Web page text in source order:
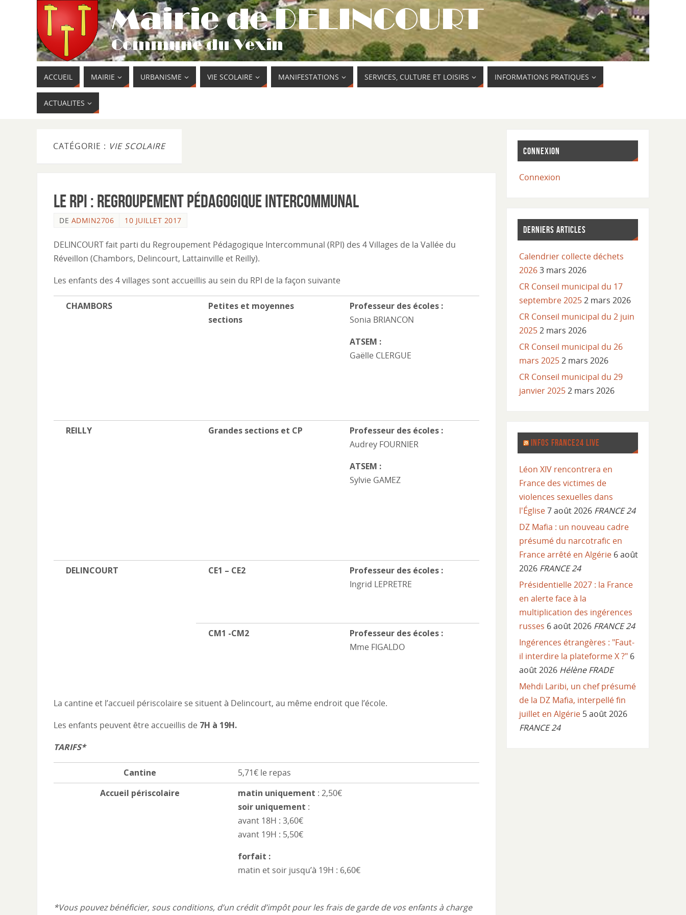
ACCUEIL MAIRIE URBANISME VIE SCOLAIRE MANIFESTATIONS SERVICES, CULTURE ET LOISIRS INFORMATIONS PRATIQUES
ACTUALITES
CATÉGORIE : VIE SCOLAIRE
Le RPI : Regroupement Pédagogique Intercommunal
DE ADMIN2706 10 JUILLET 2017
DELINCOURT fait parti du Regroupement Pédagogique Intercommunal (RPI) des 4 Villages de la Vallée du
Réveillon (Chambors, Delincourt, Lattainville et Reilly).
Les enfants des 4 villages sont accueillis au sein du RPI de la façon suivante
CHAMBORS
Petites et moyennes
sections
Professeur des écoles :
Sonia BRIANCON
ATSEM :
Gaëlle CLERGUE
REILLY Grandes sections et CP
Professeur des écoles :
Audrey FOURNIER
ATSEM :
Sylvie GAMEZ
DELINCOURT CE1 – CE2
Professeur des écoles :
Ingrid LEPRETRE
CM1 -CM2
Professeur des écoles :
Mme FIGALDO
La cantine et l’accueil périscolaire se situent à Delincourt, au même endroit que l’école.
Les enfants peuvent être accueillis de 7H à 19H.
TARIFS*
Cantine
5,71€ le repas
Accueil périscolaire
matin uniquement : 2,50€
soir uniquement :
avant 18H : 3,60€
avant 19H : 5,50€
forfait :
matin et soir jusqu’à 19H : 6,60€
*Vous pouvez bénéficier, sous conditions, d’un crédit d’impôt pour les frais de garde de vos enfants à charge
CONNEXION
Connexion
DERNIERS ARTICLES
Calendrier collecte déchets
20263 mars 2026
CR Conseil municipal du 17
septembre 20252 mars 2026
CR Conseil municipal du 2 juin
20252 mars 2026
CR Conseil municipal du 26
mars 20252 mars 2026
CR Conseil municipal du 29
janvier 20252 mars 2026
INFOS FRANCE24 LIVE
Léon XIV rencontrera en
France des victimes de
violences sexuelles dans
l'Église7 août 2026 FRANCE 24
DZ Mafia : un nouveau cadre
présumé du narcotrafic en
France arrêté en Algérie 6 août
2026 FRANCE 24
Présidentielle 2027 : la France
en alerte face à la
multiplication des ingérences
russes 6 août 2026 FRANCE 24
Ingérences étrangères : "Faut-
il interdire la plateforme X ?" 6
août 2026 Hélène FRADE
Mehdi Laribi, un chef présumé
de la DZ Mafia, interpellé fin
juillet en Algérie 5 août 2026
FRANCE 24